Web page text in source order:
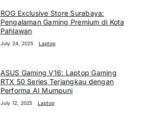
ROG Exclusive Store Surabaya:
Pengalaman Gaming Premium di Kota
Pahlawan
July 24, 2025 Laptop
ASUS Gaming V16: Laptop Gaming
RTX 50 Series Terjangkau dengan
Performa AI Mumpuni
July 12, 2025 Laptop